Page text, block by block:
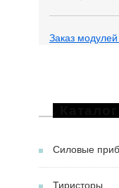
Заказ
Силовые
Тиристоры